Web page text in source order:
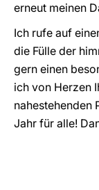
erneut meinen
Ich rufe auf
die Fülle der
gern einen
ich von Herzen
nahestehenden
Jahr für alle!